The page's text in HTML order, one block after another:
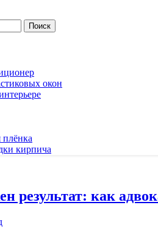
окон
кирпича
результат: как